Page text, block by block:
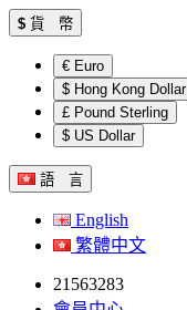
$ 貨 幣
€ Euro
$ Hong Kong Dollar
£ Pound Sterling
$ US Dollar
語 言
English
繁體中文
21563283